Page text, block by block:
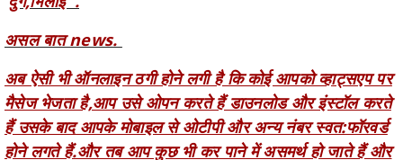
मैसेज भेजता है,आप उसे ओपन करते हैं डाउनलोड और इंस्टॉल करते
हैं उसके बाद आपके मोबाइल से ओटीपी और अन्य नंबर स्वत:फॉरवर्ड
होने लगते हैं.और तब आप कुछ भी कर पाने में असमर्थ हो जाते हैं और
लाखों की ठगी के शिकार हो सकते हैं. ऐसे ही मामले में यहां एक व्यक्ति
से दादरा एवं नगर हवेली से ऑनलाइन ठगी की गई है. यह घटना